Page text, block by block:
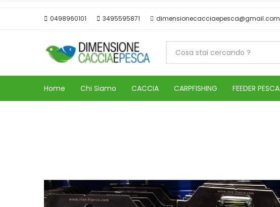
0498960101 3495595871 dimensionecacciaepesca@gmail.com
Home Chi Siamo CACCIA CARPFISHING FEEDER PESCA